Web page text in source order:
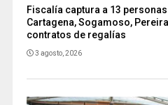
Fiscalía captura a 13
Cartagena, Sogamoso,
contratos de regalías
3 agosto, 2026